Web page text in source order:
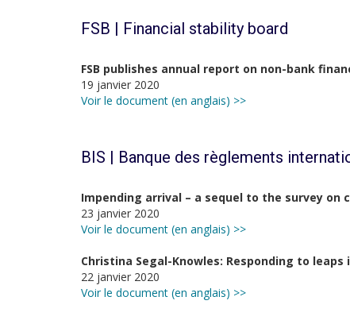
FSB | Financial stability board
FSB publishes annual report on non-bank
19 janvier 2020
Voir le document (en anglais) >>
BIS | Banque des règlements
Impending arrival – a sequel to the survey on
23 janvier 2020
Voir le document (en anglais) >>
Christina Segal-Knowles: Responding to
22 janvier 2020
Voir le document (en anglais) >>